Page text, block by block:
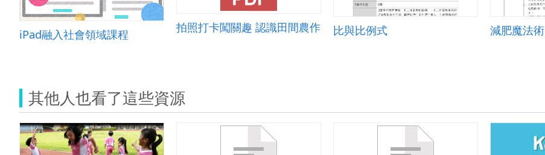
iPad融入社會領域課程
拍照打卡闖關趣 認識田間農作 比與比例式 減肥魔法術
其他人也看了這些資源